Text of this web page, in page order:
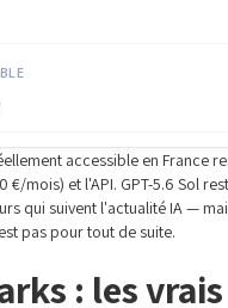
accessible en France
€/mois) et l'API. GPT-5.6 Sol
qui suivent l'actualité IA —
pas pour tout de suite.
: les